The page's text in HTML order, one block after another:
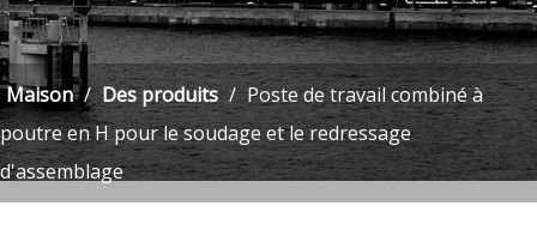
Maison / Des produits / Poste de travail combiné à
poutre en H pour le soudage et le redressage
d'assemblage